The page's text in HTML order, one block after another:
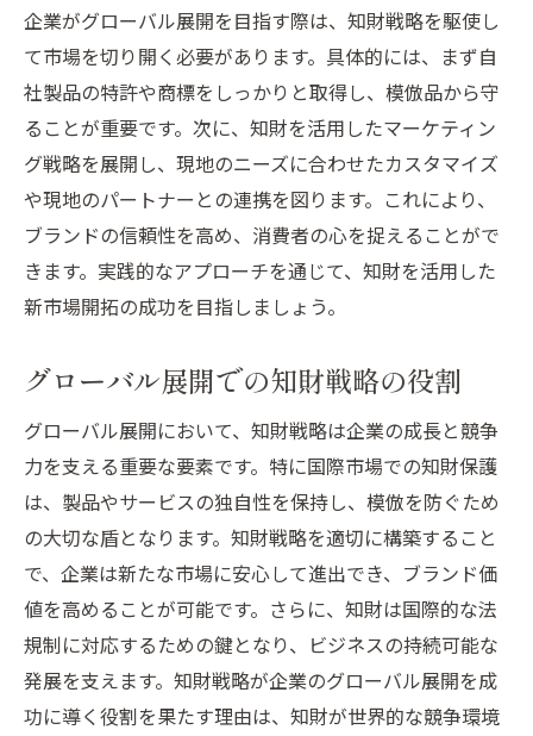
企業がグローバル展開を目指す際は、知財戦略を駆使し
て市場を切り開く必要があります。具体的には、まず自
社製品の特許や商標をしっかりと取得し、模倣品から守
ることが重要です。次に、知財を活用したマーケティン
グ戦略を展開し、現地のニーズに合わせたカスタマイズ
や現地のパートナーとの連携を図ります。これにより、
ブランドの信頼性を高め、消費者の心を捉えることがで
きます。実践的なアプローチを通じて、知財を活用した
新市場開拓の成功を目指しましょう。
グローバル展開での知財戦略の役割
グローバル展開において、知財戦略は企業の成長と競争
力を支える重要な要素です。特に国際市場での知財保護
は、製品やサービスの独自性を保持し、模倣を防ぐため
の大切な盾となります。知財戦略を適切に構築すること
で、企業は新たな市場に安心して進出でき、ブランド価
値を高めることが可能です。さらに、知財は国際的な法
規制に対応するための鍵となり、ビジネスの持続可能な
発展を支えます。知財戦略が企業のグローバル展開を成
功に導く役割を果たす理由は、知財が世界的な競争環境